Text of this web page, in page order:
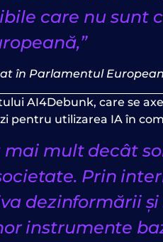
care nu sunt
în Parlamentul European
AI4Debunk, care se
pentru utilizarea IA în
mult decât
Prin
dezinformării
instrumente